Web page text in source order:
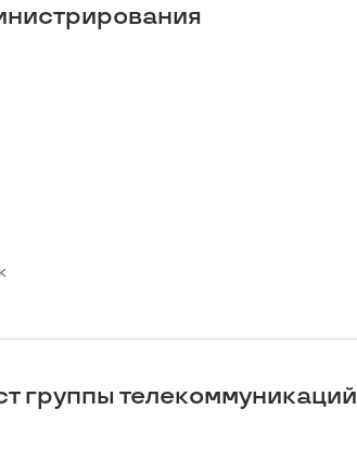
группы телекоммуникаций